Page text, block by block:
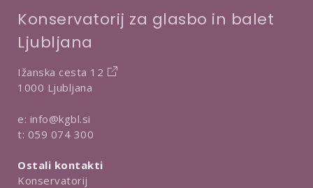
Konservatorij za glasbo in balet
Ljubljana
Ižanska cesta 12
1000 Ljubljana
e: info@kgbl.si
t: 059 074 300
Ostali kontakti
Konservatorij